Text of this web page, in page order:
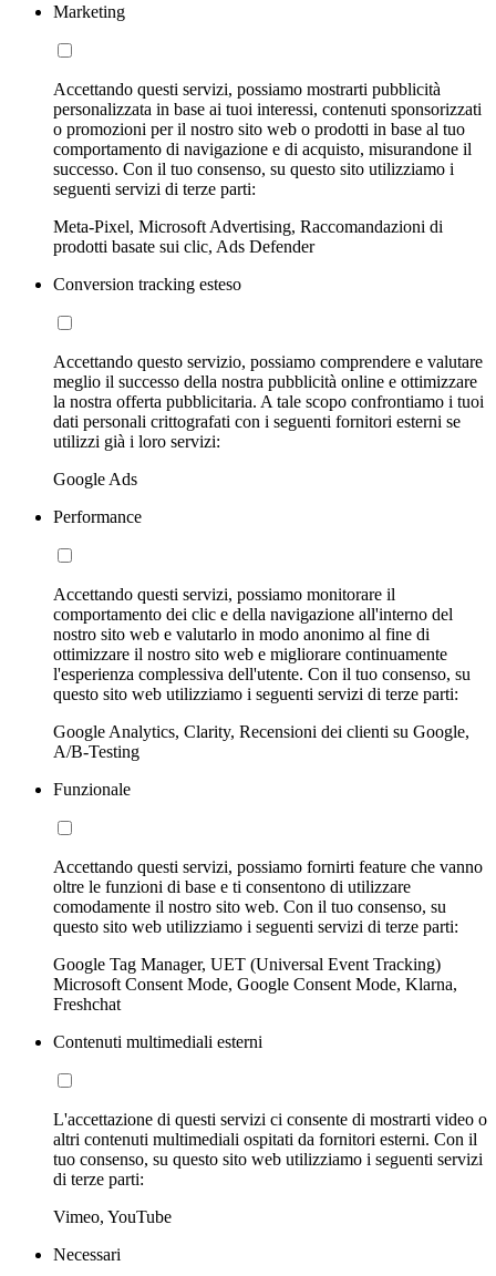
Marketing
Accettando questi servizi, possiamo mostrarti pubblicità
personalizzata in base ai tuoi interessi, contenuti sponsorizzati
o promozioni per il nostro sito web o prodotti in base al tuo
comportamento di navigazione e di acquisto, misurandone il
successo. Con il tuo consenso, su questo sito utilizziamo i
seguenti servizi di terze parti:
Meta-Pixel, Microsoft Advertising, Raccomandazioni di
prodotti basate sui clic, Ads Defender
Conversion tracking esteso
Accettando questo servizio, possiamo comprendere e valutare
meglio il successo della nostra pubblicità online e ottimizzare
la nostra offerta pubblicitaria. A tale scopo confrontiamo i tuoi
dati personali crittografati con i seguenti fornitori esterni se
utilizzi già i loro servizi:
Google Ads
Performance
Accettando questi servizi, possiamo monitorare il
comportamento dei clic e della navigazione all'interno del
nostro sito web e valutarlo in modo anonimo al fine di
ottimizzare il nostro sito web e migliorare continuamente
l'esperienza complessiva dell'utente. Con il tuo consenso, su
questo sito web utilizziamo i seguenti servizi di terze parti:
Google Analytics, Clarity, Recensioni dei clienti su Google,
A/B-Testing
Funzionale
Accettando questi servizi, possiamo fornirti feature che vanno
oltre le funzioni di base e ti consentono di utilizzare
comodamente il nostro sito web. Con il tuo consenso, su
questo sito web utilizziamo i seguenti servizi di terze parti:
Google Tag Manager, UET (Universal Event Tracking)
Microsoft Consent Mode, Google Consent Mode, Klarna,
Freshchat
Contenuti multimediali esterni
L'accettazione di questi servizi ci consente di mostrarti video o
altri contenuti multimediali ospitati da fornitori esterni. Con il
tuo consenso, su questo sito web utilizziamo i seguenti servizi
di terze parti:
Vimeo, YouTube
Necessari